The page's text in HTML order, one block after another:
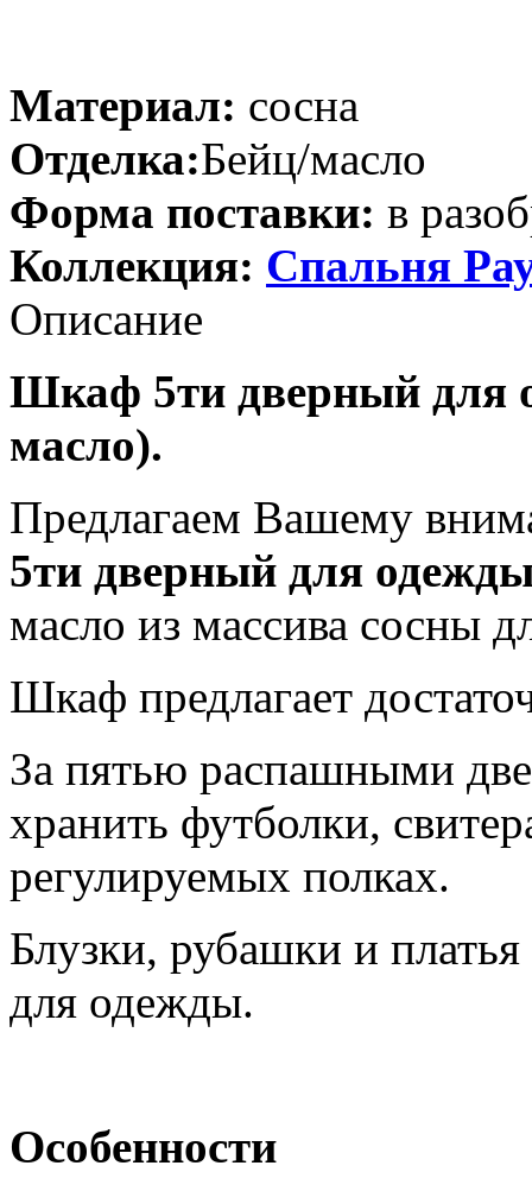
Материал: сосна
Отделка:Бейц/масло
Форма поставки: в
Коллекция: Спальня
Описание
Шкаф 5ти дверный для
масло).
Предлагаем Вашему
5ти дверный для
масло из массива сосны
Шкаф предлагает
За пятью распашными
хранить футболки,
регулируемых полках.
Блузки, рубашки и
для одежды.
Особенности